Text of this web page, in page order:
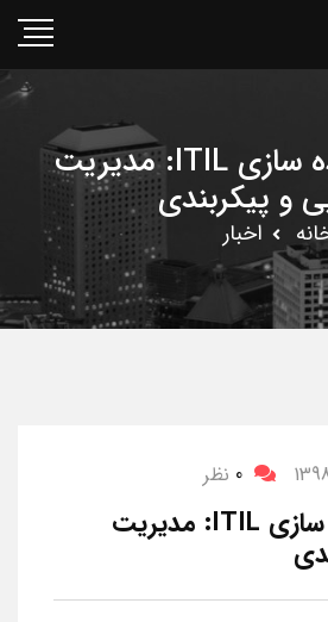
در مسیر پیاده سازی ITIL: مدیریت
و پیکربندی
اخبار
0 نظر
در مسیر پیاده سازی ITIL: مدیریت